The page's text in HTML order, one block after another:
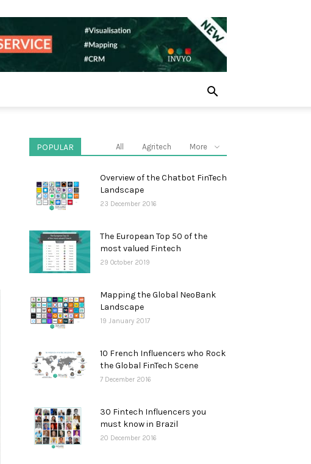
POPULAR All Agritech More
Overview of the Chatbot FinTech
Landscape
23 December 2016
The European Top 50 of the
most valued Fintech
29 October 2019
Mapping the Global NeoBank
Landscape
19 January 2017
10 French Influencers who Rock
the Global FinTech Scene
7 December 2016
30 Fintech Influencers you
must know in Brazil
20 December 2016